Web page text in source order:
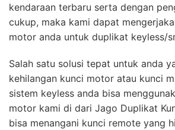
kendaraan terbaru serta dengan
cukup, maka kami dapat
motor anda untuk duplikat keyless/
Salah satu solusi tepat untuk anda
kehilangan kunci motor atau kunci
sistem keyless anda bisa
motor kami di dari Jago Duplikat
bisa menangani kunci remote yang